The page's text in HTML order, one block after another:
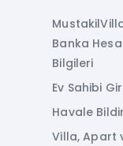
Banka
Bilgileri
Ev Sahibi
Havale
Villa, Apart